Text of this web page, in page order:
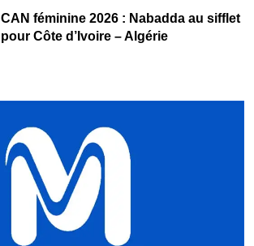
‎CAN féminine 2026 : Nabadda au sifflet
pour Côte d’Ivoire – Algérie